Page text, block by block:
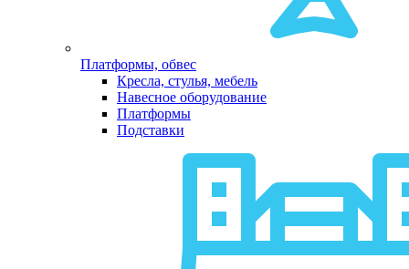
Платформы, обвес
Кресла, стулья, мебель
Навесное оборудование
Платформы
Подставки